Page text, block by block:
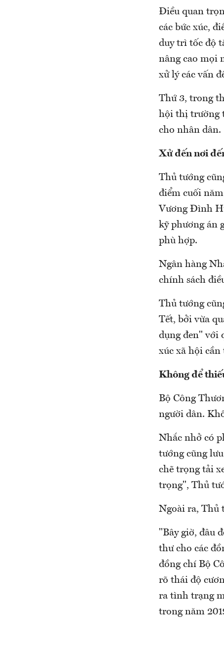
Điều quan
các bức xúc,
duy trì tốc độ
nâng cao mọi
xử lý các vấn
Thứ 3, trong
hội thị trường
cho nhân dân.
Xử đến nơi
Thủ tướng
điểm cuối
Vương Đình
kỹ phương án
phù hợp.
Ngân hàng
chính sách
Thủ tướng
Tết, bởi vừa
dụng đen" với
xúc xã hội
Không để
Bộ Công
người dân.
Nhắc nhở có
tướng cũng
chẽ trọng tải
trọng", Thủ
Ngoài ra, Thủ
"Bây giờ, đâu
thư cho các
đồng chí Bộ
rõ thái độ
ra tình trạng
trong năm